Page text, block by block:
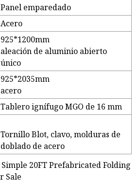
Panel emparedado
Acero
925*1200mm
aleación de aluminio abierto
único
925*2035mm
acero
Tablero ignífugo MGO de 16 mm
Tornillo Blot, clavo, molduras de
doblado de acero